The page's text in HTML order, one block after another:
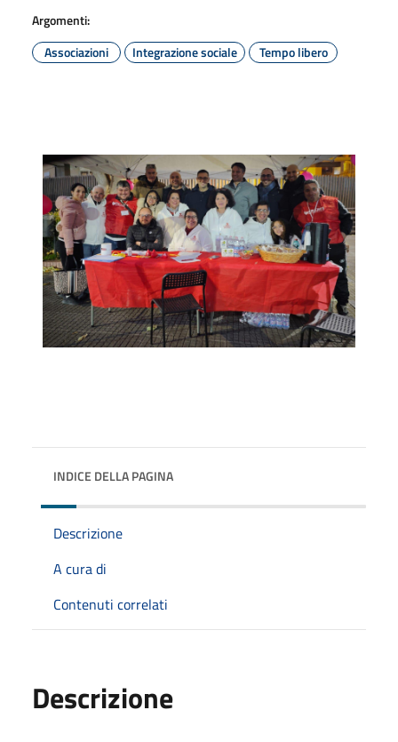
Argomenti:
Associazioni
Integrazione sociale Tempo libero
INDICE DELLA PAGINA
Descrizione
A cura di
Contenuti correlati
Descrizione